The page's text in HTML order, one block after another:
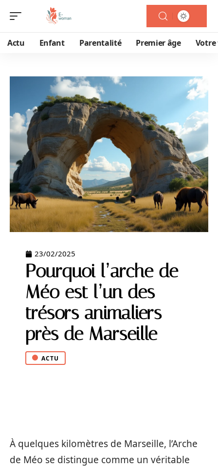
Actu Enfant Parentalité Premier âge Votre
23/02/2025
Pourquoi l’arche de
Méo est l’un des
trésors animaliers
près de Marseille
ACTU
À quelques kilomètres de Marseille, l’Arche
de Méo se distingue comme un véritable